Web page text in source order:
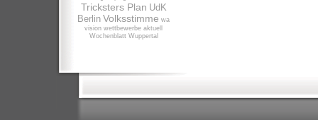
Tricksters Plan UdK
Berlin Volksstimme wa
vision wettbewerbe aktuell
Wochenblatt Wuppertal